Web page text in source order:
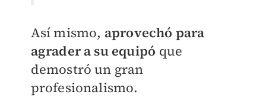
Así mismo, aprovechó para
agrader a su equipó que
demostró un gran
profesionalismo.